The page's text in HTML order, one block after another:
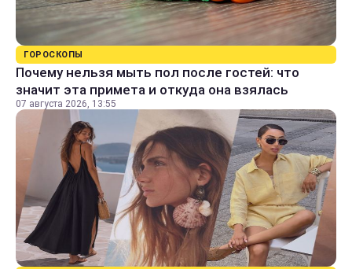
ГОРОСКОПЫ
Почему нельзя мыть пол после гостей: что
значит эта примета и откуда она взялась
07 августа 2026, 13:55